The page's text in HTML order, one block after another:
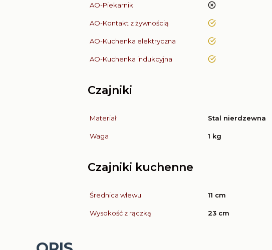
AO-Piekarnik nie
AO-Kontakt z żywnością tak
AO-Kuchenka elektryczna tak
AO-Kuchenka indukcyjna tak
Czajniki
Materiał Stal nierdzewna
Waga 1 kg
Czajniki kuchenne
Średnica wlewu 11 cm
Wysokość z rączką 23 cm